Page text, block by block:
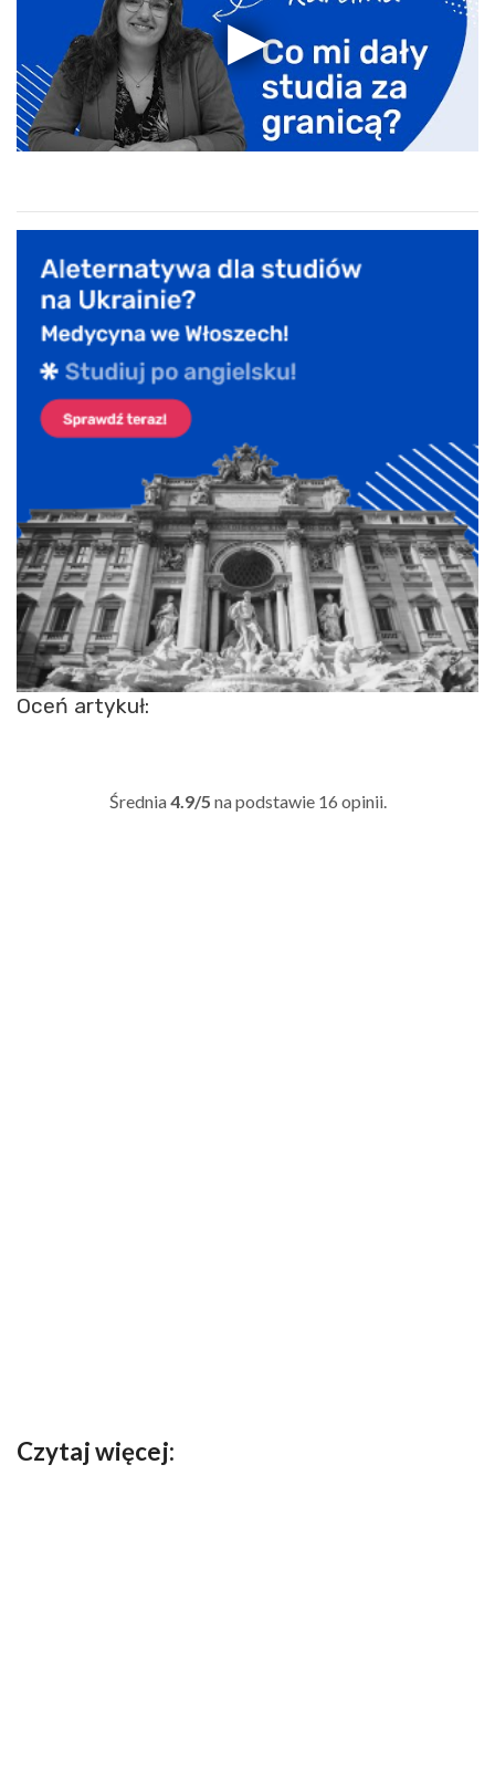
Oceń artykuł:
Średnia4.9/5 na podstawie 16 opinii.
Czytaj więcej: